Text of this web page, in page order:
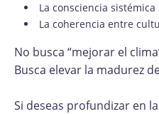
La consciencia sistémica
La coherencia entre
No busca “mejorar el
Busca elevar la madurez
Si deseas profundizar en